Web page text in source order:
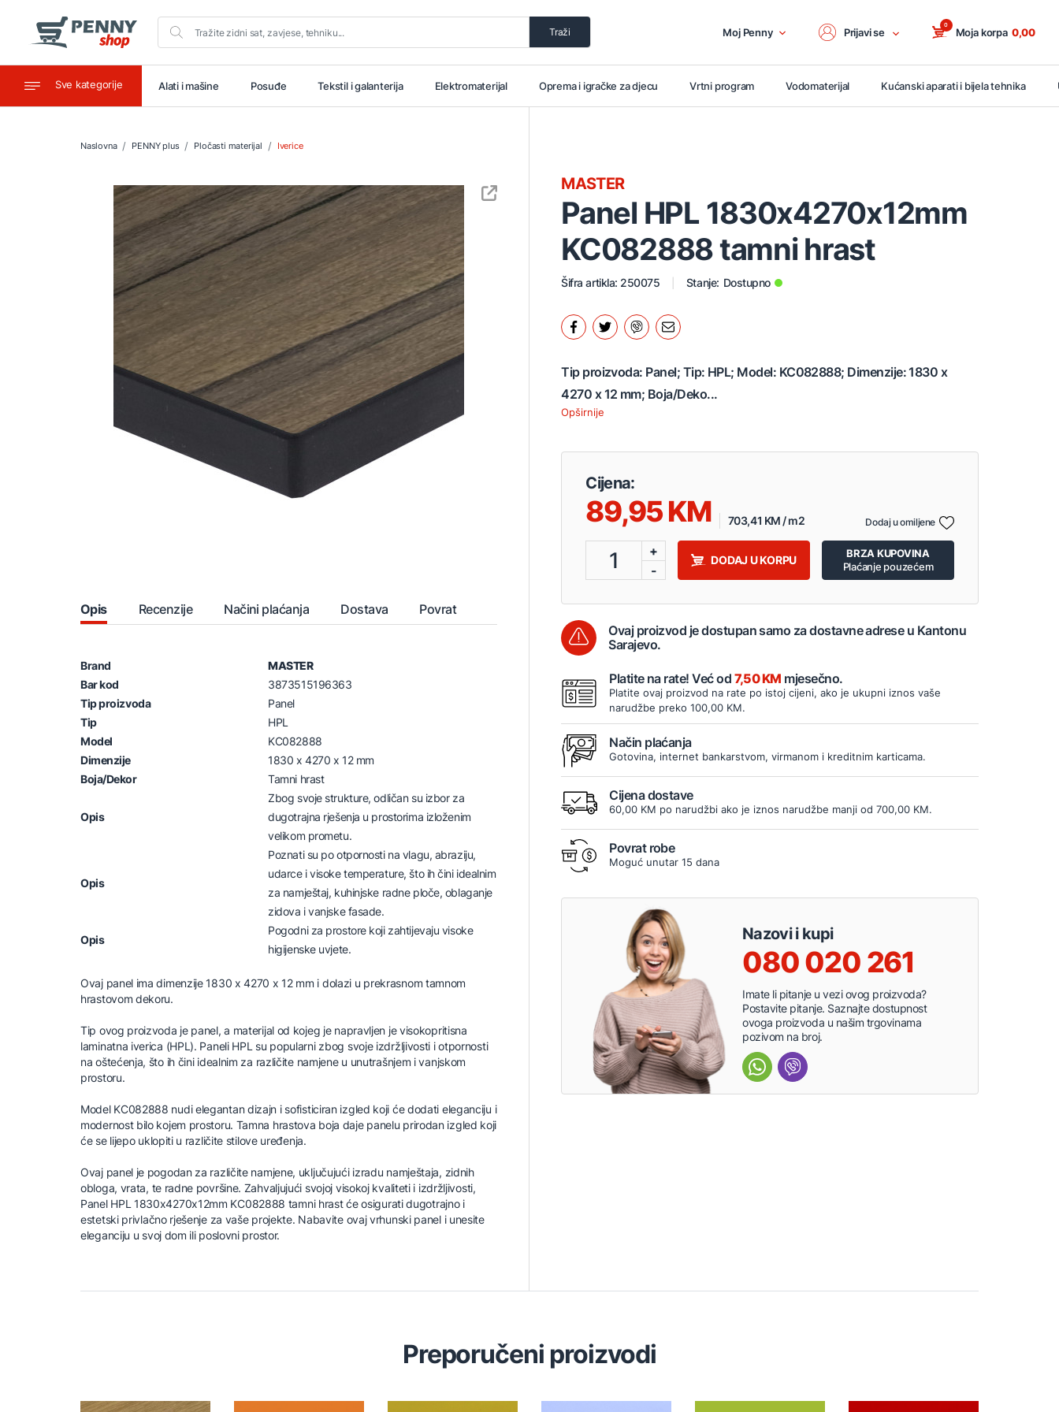
Traži Moj Penny Prijavi se Moja korpa
0
0,00
Sve kategorije
Ugostiteljstvo Alati i mašine Posuđe Tekstil i galanterija Elektromaterijal Oprema i igračke za djecu Vrtni program Vodomaterijal Kućanski aparati i bijela tehnika
Naslovna PENNY plus Pločasti materijal Iverice
Opis Recenzije Načini plaćanja Dostava Povrat
Brand
MASTER
Bar kod
3873515196363
Tip proizvoda
Panel
Tip
HPL
Model
KC082888
Dimenzije
1830 x 4270 x 12 mm
Boja/Dekor
Tamni hrast
Opis
Zbog svoje strukture, odličan su izbor za
dugotrajna rješenja u prostorima izloženim
velikom prometu.
Opis
Poznati su po otpornosti na vlagu, abraziju,
udarce i visoke temperature, što ih čini idealnim
za namještaj, kuhinjske radne ploče, oblaganje
zidova i vanjske fasade.
Opis
Pogodni za prostore koji zahtijevaju visoke
higijenske uvjete.
Ovaj panel ima dimenzije 1830 x 4270 x 12 mm i dolazi u prekrasnom tamnom
hrastovom dekoru.
Tip ovog proizvoda je panel, a materijal od kojeg je napravljen je visokopritisna
laminatna iverica (HPL). Paneli HPL su popularni zbog svoje izdržljivosti i otpornosti
na oštećenja, što ih čini idealnim za različite namjene u unutrašnjem i vanjskom
prostoru.
Model KC082888 nudi elegantan dizajn i sofisticiran izgled koji će dodati eleganciju i
modernost bilo kojem prostoru. Tamna hrastova boja daje panelu prirodan izgled koji
će se lijepo uklopiti u različite stilove uređenja.
Ovaj panel je pogodan za različite namjene, uključujući izradu namještaja, zidnih
obloga, vrata, te radne površine. Zahvaljujući svojoj visokoj kvaliteti i izdržljivosti,
Panel HPL 1830x4270x12mm KC082888 tamni hrast će osigurati dugotrajno i
estetski privlačno rješenje za vaše projekte. Nabavite ovaj vrhunski panel i unesite
eleganciju u svoj dom ili poslovni prostor.
Panel HPL 1830x4270x12mm
KC082888 tamni hrast
MASTER
Šifra artikla: 250075 Stanje: Dostupno
Tip proizvoda: Panel; Tip: HPL; Model: KC082888; Dimenzije: 1830 x
4270 x 12 mm; Boja/Deko...
Opširnije
Cijena:
89,95 703,41 KM / m2
1
+
-
DODAJ U KORPU
BRZA KUPOVINA
Plaćanje pouzećem
Dodaj u omiljene
Ovaj proizvod je dostupan samo za dostavne adrese u Kantonu
Sarajevo.
Platite na rate! Već od 7,50 KM mjesečno.
Platite ovaj proizvod na rate po istoj cijeni, ako je ukupni iznos vaše
narudžbe preko 100,00 KM.
Način plaćanja
Gotovina, internet bankarstvom, virmanom i kreditnim karticama.
Cijena dostave
60,00 KM po narudžbi ako je iznos narudžbe manji od 700,00 KM.
Povrat robe
Moguć unutar 15 dana
Nazovi i kupi
080 020 261
Imate li pitanje u vezi ovog proizvoda?
Postavite pitanje. Saznajte dostupnost
ovoga proizvoda u našim trgovinama
pozivom na broj.
Preporučeni proizvodi